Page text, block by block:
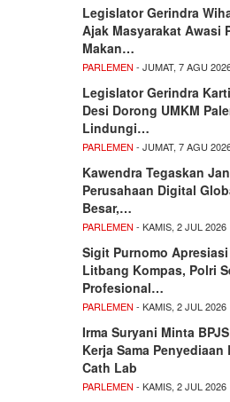
Legislator Gerindra
Ajak Masyarakat Awasi
Makan…
PARLEMEN - JUMAT, 7 AGU
Legislator Gerindra
Desi Dorong UMKM
Lindungi…
PARLEMEN - JUMAT, 7 AGU
Kawendra Tegaskan
Perusahaan Digital
Besar,…
PARLEMEN - KAMIS, 2 JUL 2026
Sigit Purnomo
Litbang Kompas, Polri
Profesional…
PARLEMEN - KAMIS, 2 JUL 2026
Irma Suryani Minta
Kerja Sama Penyediaan
Cath Lab
PARLEMEN - KAMIS, 2 JUL 2026